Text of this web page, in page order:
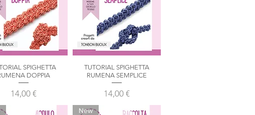
Vista rapida
SPIGHETTA
DOPPIA
Prezzo
14,00 €
Vista rapida
TUTORIAL SPIGHETTA
RUMENA SEMPLICE
Prezzo
14,00 €
New